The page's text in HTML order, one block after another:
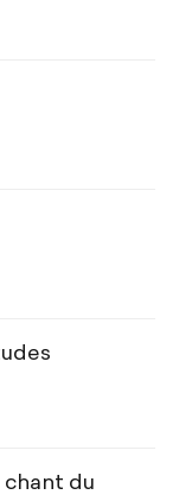
chant du